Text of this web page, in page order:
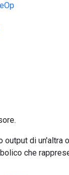
di un'altra
che